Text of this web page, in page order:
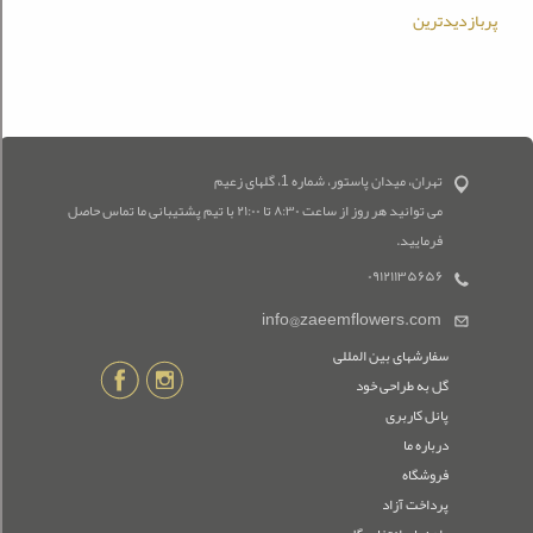
پربازدیدترین
تهران، میدان پاستور، شماره 1، گلهای زعیم
می توانید هر روز از ساعت ۸:۳۰ تا ۲۱:۰۰ با تیم پشتیبانی ما تماس حاصل
فرمایید.
۰۹۱۲۱۱۳۵۶۵۶
info@zaeemflowers.com
سفارشهای بین المللی
گل به طراحی خود
پانل کاربری
درباره ما
فروشگاه
پرداخت آزاد